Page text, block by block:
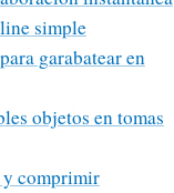
simple
garabatear en
objetos en tomas
comprimir